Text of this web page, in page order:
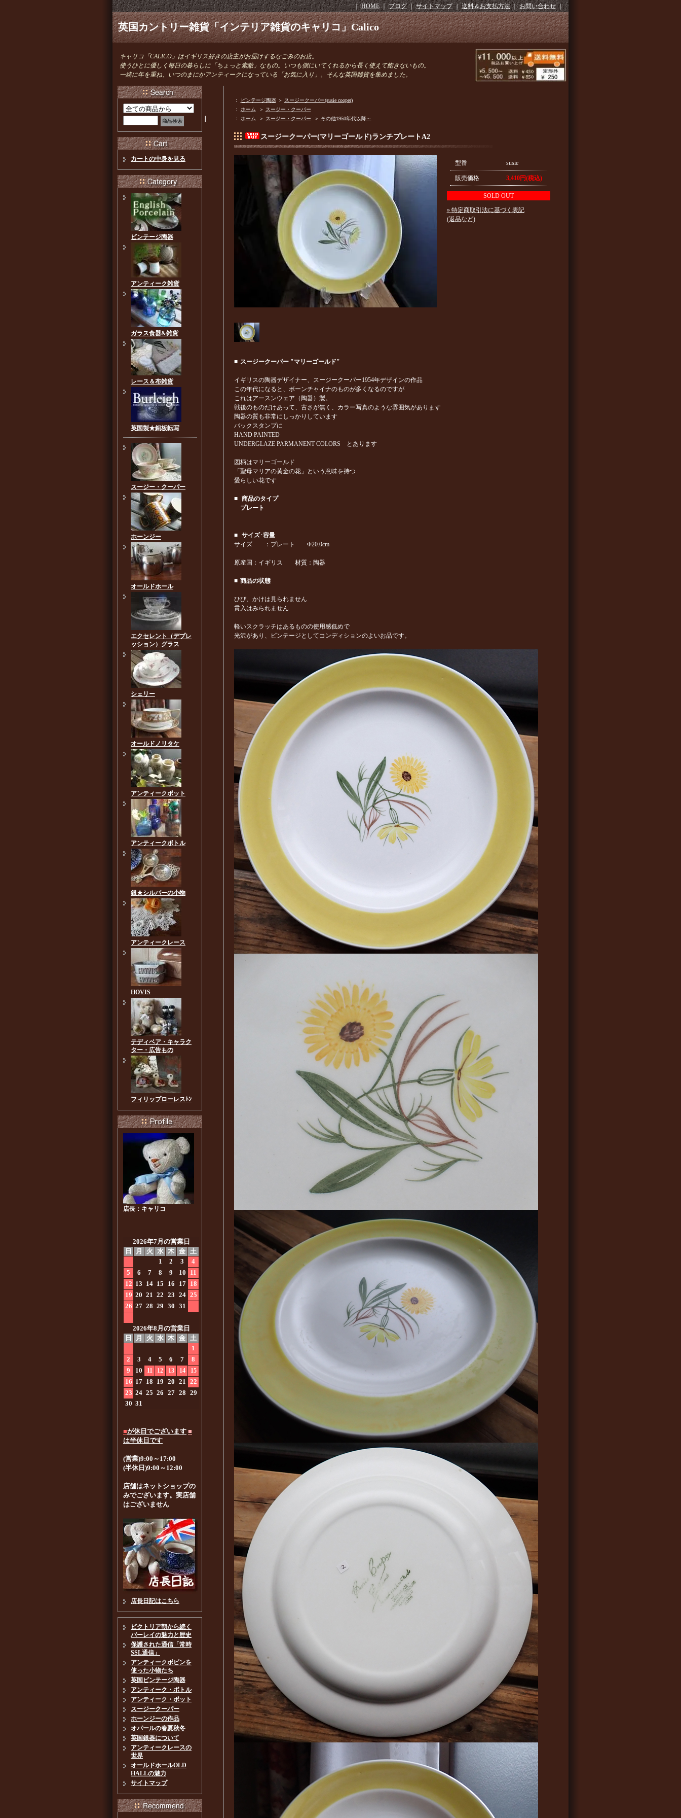
｜HOME｜ブログ｜サイトマップ｜送料＆お支払方法｜お問い合わせ｜
英国カントリー雑貨「インテリア雑貨のキャリコ」Calico
キャリコ「CALICO」はイギリス好きの店主がお届けするなごみのお店。
使うひとに優しく毎日の暮らしに「ちょっと素敵」なもの。いつも側にいてくれるから長く使えて飽きないもの。
一緒に年を重ね、いつのまにかアンティークになっている「お気に入り」。そんな英国雑貨を集めました。
： ビンテージ陶器＞ スージークーパー(susie cooper)
：
ホーム ＞ スージー・クーパー
：
ホーム ＞ スージー・クーパー ＞ その他1950年代以降～
スージークーパー(マリーゴールド)ランチプレートA2
型番 susie
販売価格 3,410円(税込)
SOLD OUT
» 特定商取引法に基づく表記
(返品など)
■ スージークーパー "マリーゴールド"
イギリスの陶器デザイナー、スージークーパー1954年デザインの作品
この年代になると、ボーンチャイナのものが多くなるのですが
これはアースンウェア（陶器）製。
戦後のものだけあって、古さが無く、カラー写真のような雰囲気があります
陶器の質も非常にしっかりしています
バックスタンプに
HAND PAINTED
UNDERGLAZE PARMANENT COLORS とあります
図柄はマリーゴールド
「聖母マリアの黄金の花」という意味を持つ
愛らしい花です
■ 商品のタイプ
プレート
■ サイズ･容量
サイズ ：プレート Φ20.0cm
原産国：イギリス 材質：陶器
■ 商品の状態
ひび、かけは見られません
貫入はみられません
軽いスクラッチはあるものの使用感低めで
光沢があり、ビンテージとしてコンディションのよいお品です。
カートの中身を見る
ビンテージ陶器
アンティーク雑貨
ガラス食器&雑貨
レース＆布雑貨
英国製★銅板転写
スージー・クーパー
ホーンジー
オールドホール
エクセレント（デプレ
ッション）グラス
シェリー
オールドノリタケ
アンティークポット
アンティークボトル
銀★シルバーの小物
アンティークレース
HOVIS
テディベア・キャラク
ター・広告もの
フィリップローレスﾄﾝ
店長：キャリコ
2026年7月の営業日
日
月 火 水 木 金 土
1
2 3
4
5
6 7 8 9 10
11
12 13 14 15 16 17
18
19 20 21 22 23 24 25
26 27 28 29 30 31
2026年8月の営業日
日
月 火 水 木 金 土
1
2
3 4 5 6 7
8
9
10 11 12 13 14 15
16 17 18 19 20 21 22
23 24 25 26 27 28 29
30 31
■が休日でございます ■
は半休日です
(営業)9:00～17:00
(半休日)9:00～12:00
店舗はネットショップの
みでございます。実店舗
はございません
店長日記はこちら
ビクトリア朝から続く
バーレイの魅力と歴史
保護された通信「常時
SSL通信」
アンティークボビンを
使った小物たち
英国ビンテージ陶器
アンティーク・ボトル
アンティーク・ポット
スージークーパー
ホーンジーの作品
オパールの春夏秋冬
英国銀器について
アンティークレースの
世界
オールドホールOLD
HALLの魅力
サイトマップ